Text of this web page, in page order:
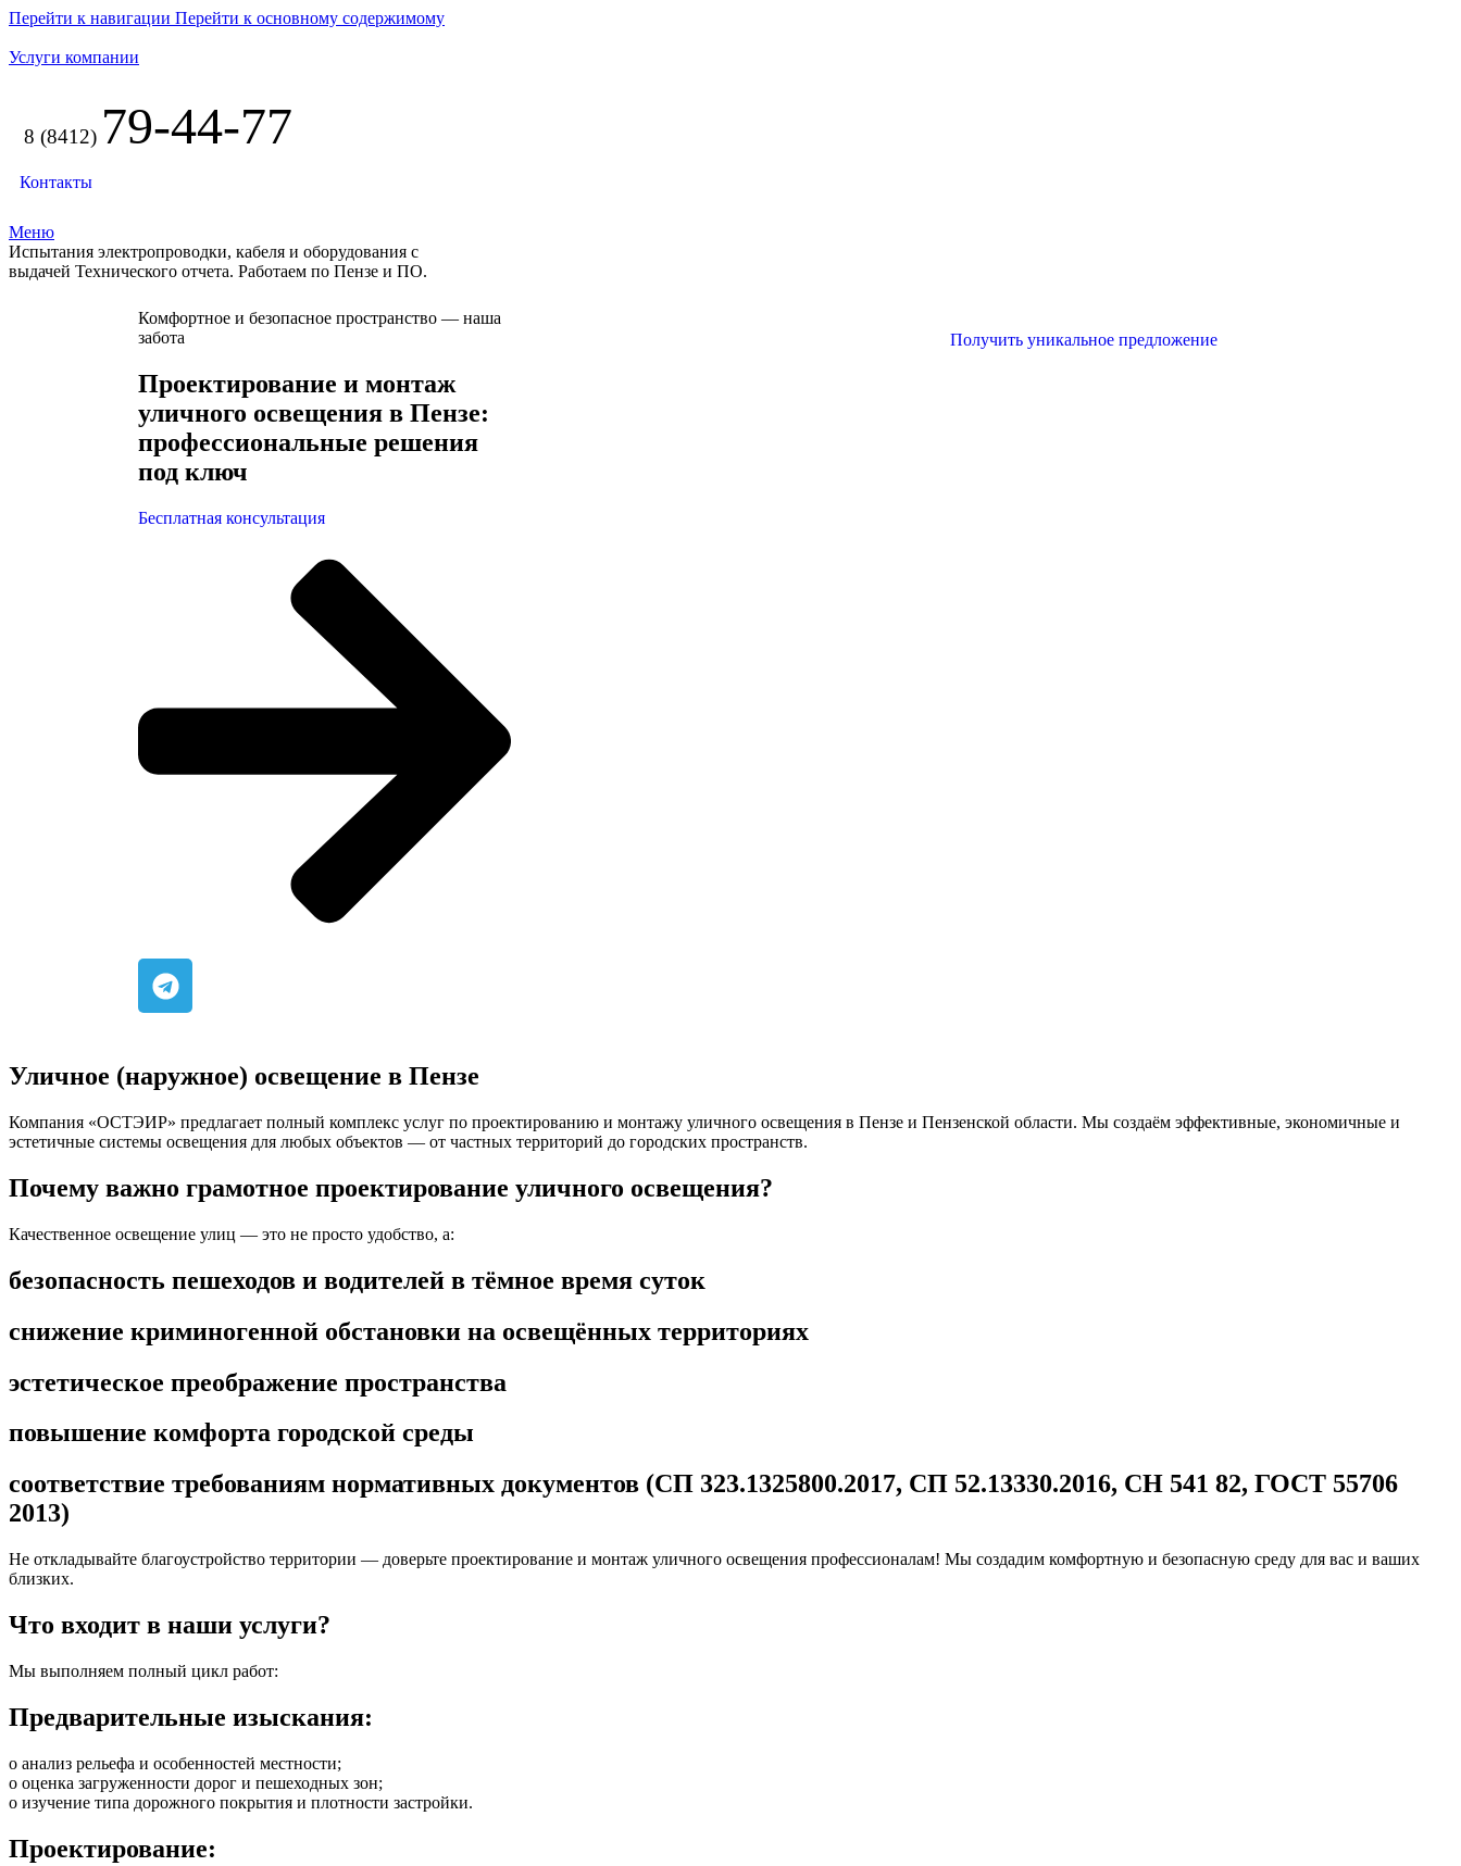
Перейти к навигации Перейти к основному содержимому
Услуги компании
8 (8412) 79-44-77
Контакты
Меню
Испытания электропроводки, кабеля и оборудования с
выдачей Технического отчета. Работаем по Пензе и ПО.
Комфортное и безопасное пространство — наша
забота
Проектирование и монтаж
уличного освещения в Пензе:
профессиональные решения
под ключ
Бесплатная консультация
Получить уникальное предложение
Уличное (наружное) освещение в Пензе
Компания «ОСТЭИР» предлагает полный комплекс услуг по проектированию и монтажу уличного освещения в Пензе и Пензенской области. Мы создаём эффективные, экономичные и
эстетичные системы освещения для любых объектов — от частных территорий до городских пространств.
Почему важно грамотное проектирование уличного освещения?
Качественное освещение улиц — это не просто удобство, а:
безопасность пешеходов и водителей в тёмное время суток
снижение криминогенной обстановки на освещённых территориях
эстетическое преображение пространства
повышение комфорта городской среды
соответствие требованиям нормативных документов (СП 323.1325800.2017, СП 52.13330.2016, СН 541 82, ГОСТ 55706
2013)
Не откладывайте благоустройство территории — доверьте проектирование и монтаж уличного освещения профессионалам! Мы создадим комфортную и безопасную среду для вас и ваших
близких.
Что входит в наши услуги?
Мы выполняем полный цикл работ:
Предварительные изыскания:
o анализ рельефа и особенностей местности;
o оценка загруженности дорог и пешеходных зон;
o изучение типа дорожного покрытия и плотности застройки.
Проектирование: